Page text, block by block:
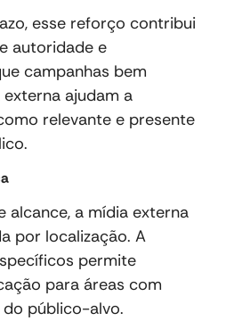
esse reforço contribui
autoridade e
campanhas bem
ajudam a
relevante e presente
alcance, a mídia externa
por localização. A
permite
para áreas com
público-alvo.